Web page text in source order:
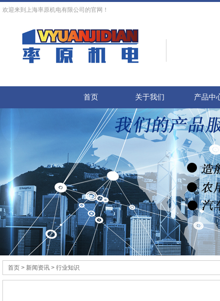
欢迎来到上海率原机电有限公司的官网！
首页 关于我们 产品中
首页 > 新闻资讯 > 行业知识